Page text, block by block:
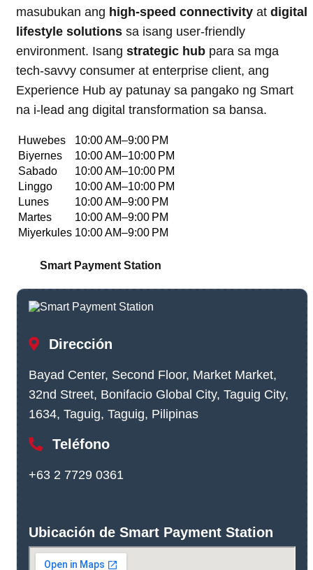
masubukan ang high-speed connectivity at digital
lifestyle solutions sa isang user-friendly
environment. Isang strategic hub para sa mga
tech-savvy consumer at enterprise client, ang
Experience Hub ay patunay sa pangako ng Smart
na i-lead ang digital transformation sa bansa.
Huwebes
10:00 AM–9:00 PM
Biyernes
10:00 AM–10:00 PM
Sabado
10:00 AM–10:00 PM
Linggo
10:00 AM–10:00 PM
Lunes
10:00 AM–9:00 PM
Martes
10:00 AM–9:00 PM
Miyerkules 10:00 AM–9:00 PM
Smart Payment Station
Dirección
Bayad Center, Second Floor, Market Market,
32nd Street, Bonifacio Global City, Taguig City,
1634, Taguig, Taguig, Pilipinas
Teléfono
+63 2 7729 0361
Ubicación de Smart Payment Station